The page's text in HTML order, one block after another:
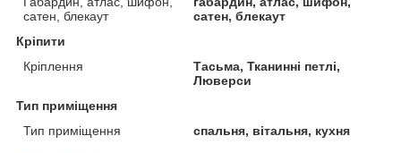
сатен, блекаут
сатен, блекаут
Кріпити
Кріплення
Тасьма, Тканинні петлі,
Люверси
Тип приміщення
Тип приміщення
спальня, вітальня, кухня